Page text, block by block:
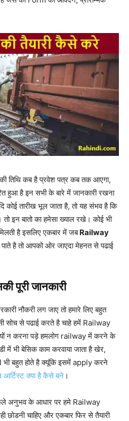
तिथि कब है प्रवेश पत्र कब तक आएगा,
हुआ है इन सभी के बारे में जानकारी रखना
कोई तारीख भूल जाता है, तो यह संभव है कि
इन बातो का हमेसा ख्याल रखे। कोई भी
है इसलिए एकबार में जबRailway
पाते है तो आपको ओर जाएदा मेहनत से पढाई
पूरी जानकारी
नौकरी लग जाए तो हमारे लिए बहुत
सोच से पढाई करते है चाहे हमें Railway
न करना पड़े हमलोग railway में करने के
में भी बेसिक काम करवाया जाता है खेर,
भी बहुत होते है क्यूंकि इसमें apply करने
आर्टिस्ट क्या है कैसे बने ।
अनुभव के आधार पर हमे Railway
छोडनी चाहिए और एकबार फिर से तैयारी